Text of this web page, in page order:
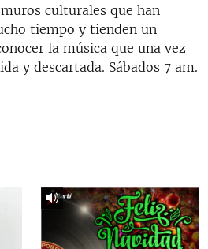
EN AMÉRICA LATINA
culturales que han
tiempo y tienden un
la música que una vez
y descartada. Sábados 7 am.